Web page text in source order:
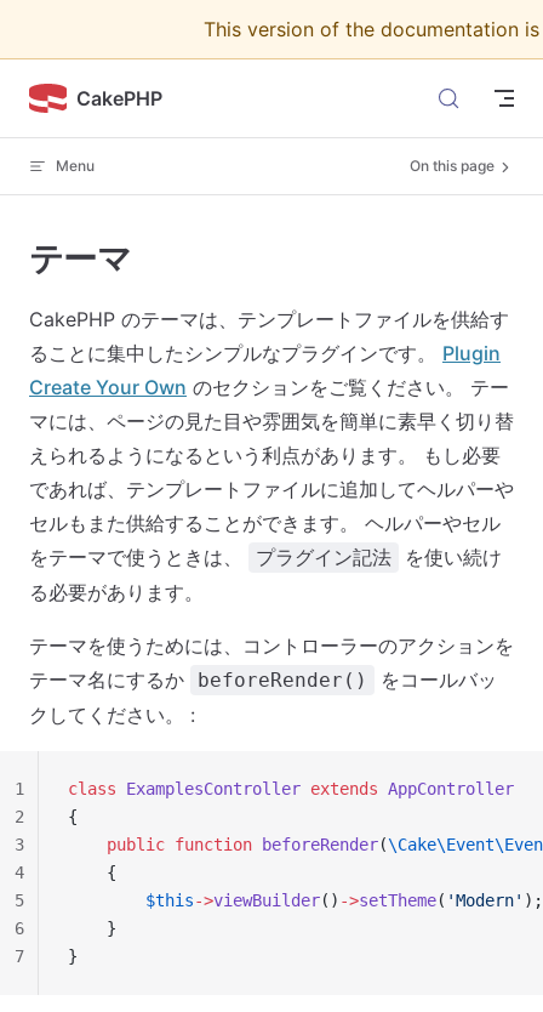
This version of the documentation
CakePHP
Menu On this page
テーマ
CakePHP のテーマは、テンプレートファイルを供給す
ることに集中したシンプルなプラグインです。 Plugin
Create Your Own のセクションをご覧ください。 テー
マには、ページの見た目や雰囲気を簡単に素早く切り替
えられるようになるという利点があります。 もし必要
であれば、テンプレートファイルに追加してヘルパーや
セルもまた供給することができます。 ヘルパーやセル
をテーマで使うときは、
プラグイン記法
を使い続け
る必要があります。
テーマを使うためには、コントローラーのアクションを
テーマ名にするか
beforeRender()
をコールバッ
クしてください。 :
class ExamplesController extends AppController
{
    public
function beforeRender(
    {
        $this
->viewBuilder() ->setTheme( 'Modern' );
    }
}
1
2
3
4
5
6
7